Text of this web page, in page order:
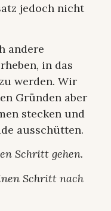
jedoch nicht
andere
in das
werden. Wir
Gründen aber
stecken und
ausschütten.
Schritt gehen.
Schritt nach